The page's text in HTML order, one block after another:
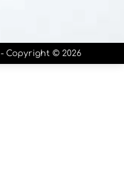
- Copyright © 2026